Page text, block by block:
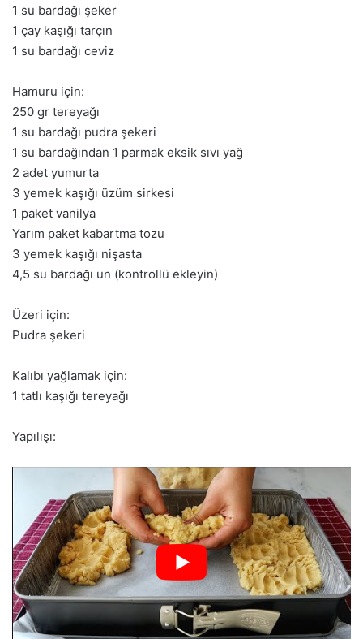
1 su bardağı şeker
1 çay kaşığı tarçın
1 su bardağı ceviz
Hamuru için:
250 gr tereyağı
1 su bardağı pudra şekeri
1 su bardağından 1 parmak eksik sıvı yağ
2 adet yumurta
3 yemek kaşığı üzüm sirkesi
1 paket vanilya
Yarım paket kabartma tozu
3 yemek kaşığı nişasta
4,5 su bardağı un (kontrollü ekleyin)
Üzeri için:
Pudra şekeri
Kalıbı yağlamak için:
1 tatlı kaşığı tereyağı
Yapılışı: